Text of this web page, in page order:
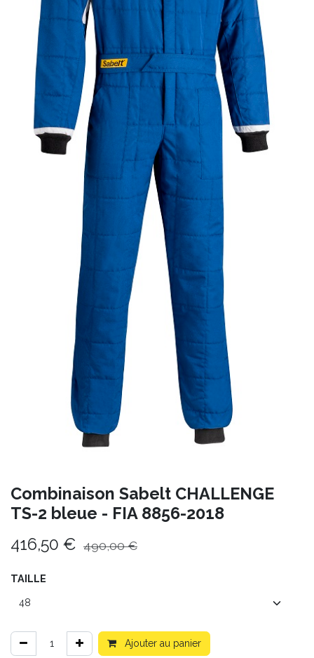
Combinaison Sabelt CHALLENGE
TS-2 bleue - FIA 8856-2018
416,50 € 490,00€
TAILLE
Ajouter au panier